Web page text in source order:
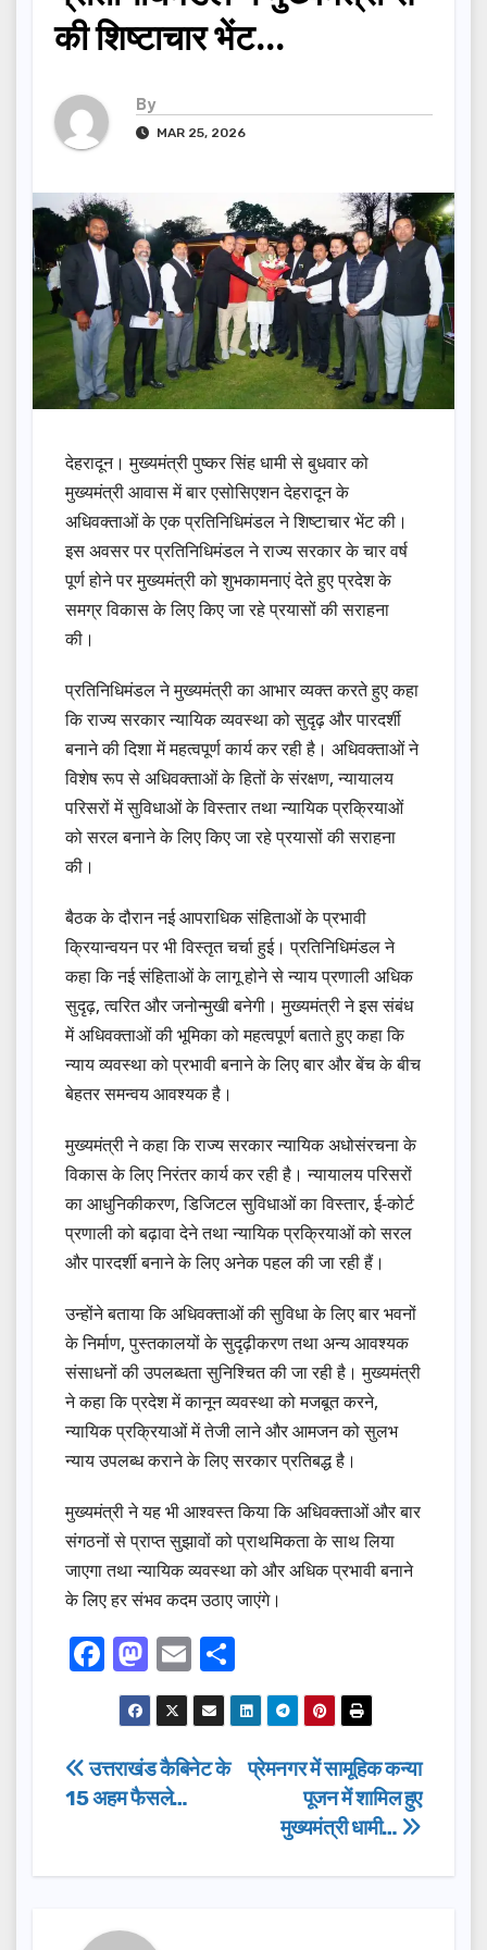
की शिष्टाचार भेंट…
By
MAR 25, 2026
देहरादून। मुख्यमंत्री पुष्कर सिंह धामी से बुधवार को
मुख्यमंत्री आवास में बार एसोसिएशन देहरादून के
अधिवक्ताओं के एक प्रतिनिधिमंडल ने शिष्टाचार भेंट की।
इस अवसर पर प्रतिनिधिमंडल ने राज्य सरकार के चार वर्ष
पूर्ण होने पर मुख्यमंत्री को शुभकामनाएं देते हुए प्रदेश के
समग्र विकास के लिए किए जा रहे प्रयासों की सराहना
की।
प्रतिनिधिमंडल ने मुख्यमंत्री का आभार व्यक्त करते हुए कहा
कि राज्य सरकार न्यायिक व्यवस्था को सुदृढ़ और पारदर्शी
बनाने की दिशा में महत्वपूर्ण कार्य कर रही है। अधिवक्ताओं ने
विशेष रूप से अधिवक्ताओं के हितों के संरक्षण, न्यायालय
परिसरों में सुविधाओं के विस्तार तथा न्यायिक प्रक्रियाओं
को सरल बनाने के लिए किए जा रहे प्रयासों की सराहना
की।
बैठक के दौरान नई आपराधिक संहिताओं के प्रभावी
क्रियान्वयन पर भी विस्तृत चर्चा हुई। प्रतिनिधिमंडल ने
कहा कि नई संहिताओं के लागू होने से न्याय प्रणाली अधिक
सुदृढ़, त्वरित और जनोन्मुखी बनेगी। मुख्यमंत्री ने इस संबंध
में अधिवक्ताओं की भूमिका को महत्वपूर्ण बताते हुए कहा कि
न्याय व्यवस्था को प्रभावी बनाने के लिए बार और बेंच के बीच
बेहतर समन्वय आवश्यक है।
मुख्यमंत्री ने कहा कि राज्य सरकार न्यायिक अधोसंरचना के
विकास के लिए निरंतर कार्य कर रही है। न्यायालय परिसरों
का आधुनिकीकरण, डिजिटल सुविधाओं का विस्तार, ई-कोर्ट
प्रणाली को बढ़ावा देने तथा न्यायिक प्रक्रियाओं को सरल
और पारदर्शी बनाने के लिए अनेक पहल की जा रही हैं।
उन्होंने बताया कि अधिवक्ताओं की सुविधा के लिए बार भवनों
के निर्माण, पुस्तकालयों के सुदृढ़ीकरण तथा अन्य आवश्यक
संसाधनों की उपलब्धता सुनिश्चित की जा रही है। मुख्यमंत्री
ने कहा कि प्रदेश में कानून व्यवस्था को मजबूत करने,
न्यायिक प्रक्रियाओं में तेजी लाने और आमजन को सुलभ
न्याय उपलब्ध कराने के लिए सरकार प्रतिबद्ध है।
मुख्यमंत्री ने यह भी आश्वस्त किया कि अधिवक्ताओं और बार
संगठनों से प्राप्त सुझावों को प्राथमिकता के साथ लिया
जाएगा तथा न्यायिक व्यवस्था को और अधिक प्रभावी बनाने
के लिए हर संभव कदम उठाए जाएंगे।
F
a
c
e
b
M
a
st
o
d
E
m
ail
h
ar
e
Post
navigation
प्रेमनगर में सामूहिक कन्या
पूजन में शामिल हुए
मुख्यमंत्री धामी…
उत्तराखंड कैबिनेट के
15 अहम फैसले…